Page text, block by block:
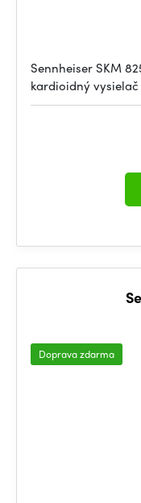
Sennheiser SKM
kardioidný
Doprava zdarma